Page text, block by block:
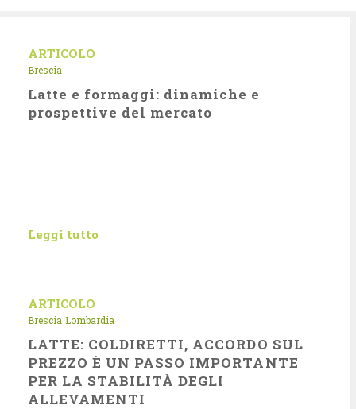
ARTICOLO
Brescia
Latte e formaggi: dinamiche e
prospettive del mercato
Leggi tutto
ARTICOLO
Brescia Lombardia
LATTE: COLDIRETTI, ACCORDO SUL
PREZZO È UN PASSO IMPORTANTE
PER LA STABILITÀ DEGLI
ALLEVAMENTI